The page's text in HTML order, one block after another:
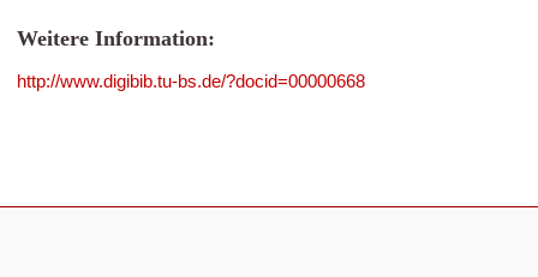
Weitere Information:
http://www.digibib.tu-bs.de/?docid=00000668